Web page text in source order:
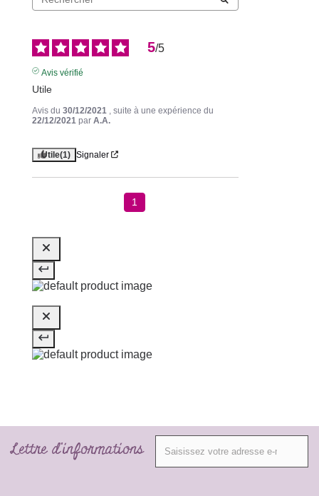
5/5
Avis vérifié
Utile
Avis du 30/12/2021 , suite à une expérience du
22/12/2021 par A.A.
Utile(1) Signaler
1
Lettre d'informations